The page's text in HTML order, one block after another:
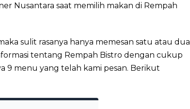
Nusantara saat memilih makan di Rempah
sulit rasanya hanya memesan satu atau dua
tentang Rempah Bistro dengan cukup
9 menu yang telah kami pesan. Berikut